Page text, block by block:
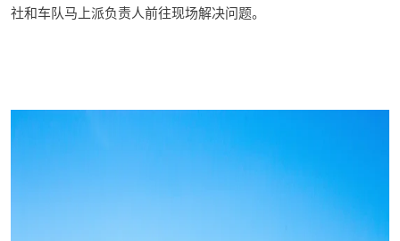
社和车队马上派负责人前往现场解决问题。